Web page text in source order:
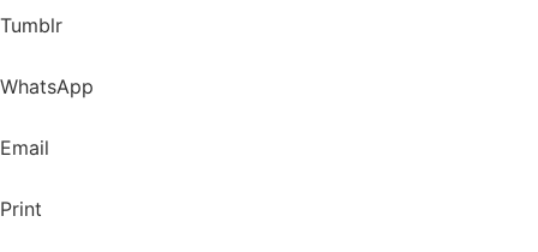
Tumblr
WhatsApp
Email
Print